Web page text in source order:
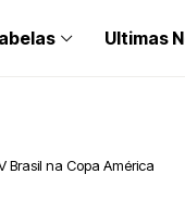
Ultimas
Brasil na Copa América